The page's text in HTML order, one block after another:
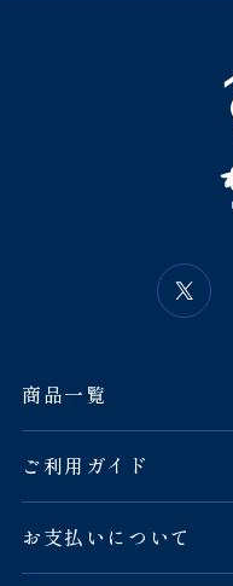
商品一覧
ご利用ガイド
お支払いについて